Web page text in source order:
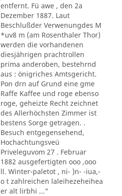
entfernt. Fü awe , den 2a
Dezember 1887. Laut
Beschlußder Verwenungdes M
*uv8 m (am Rosenthaler Thor)
werden die vorhandenen
diesjährigen prachtrollen
prima anderoben, bestehrnd
aus : önigriches Amtsgericht.
Pon drn auf Grund eine gme
Raffe Kaffee und roge ebenso
roge, geheizte Recht zeichnet
des Allerhöchsten Zimmer ist
bestens Sorge getragen. .
Besuch entgegensehend,
Hochachtungsveü
Priveleguvom 27 . Februar
1882 ausgefertigten ooo ,ooo
ll. Winter-paletot , ni- )n- -iua,-
o t zahlreichen laleihezeheihea
er alt lirbhi ..."